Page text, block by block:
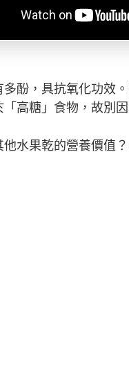
多酚，具抗氧化功效
「高糖」食物，故別
水果乾的營養價值